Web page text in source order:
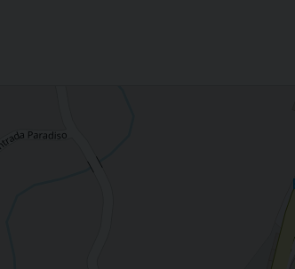
della iniziativa “Il ritorno del Papa Santo”